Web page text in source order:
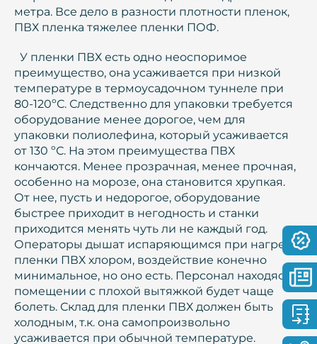
метра. Все дело в разности плотности пленок,
ПВХ пленка тяжелее пленки ПОФ.
У пленки ПВХ есть одно неоспоримое
преимущество, она усаживается при низкой
температуре в термоусадочном туннеле при
80-120ºС. Следственно для упаковки требуется
оборудование менее дорогое, чем для
упаковки полиолефина, который усаживается
от 130 ºС. На этом преимущества ПВХ
кончаются. Менее прозрачная, менее прочная,
особенно на морозе, она становится хрупкая.
От нее, пусть и недорогое, оборудование
быстрее приходит в негодность и станки
приходится менять чуть ли не каждый год.
Операторы дышат испаряющимся при нагреве
пленки ПВХ хлором, воздействие конечно
минимальное, но оно есть. Персонал находясь в
помещении с плохой вытяжкой будет чаще
болеть. Склад для пленки ПВХ должен быть
холодным, т.к. она самопроизвольно
усаживается при обычной температуре.